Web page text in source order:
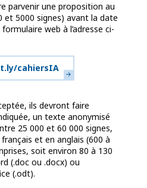
parvenir une proposition au
5000 signes) avant la date
web à l’adresse ci-
cahiersIA
ils devront faire
un texte anonymisé
25 000 et 60 000 signes,
et en anglais (600 à
soit environ 80 à 130
(.doc ou .docx) ou
(.odt).